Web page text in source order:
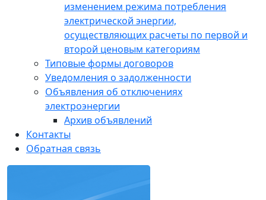
изменением режима потребления
электрической энергии,
осуществляющих расчеты по первой и
второй ценовым категориям
Типовые формы договоров
Уведомления о задолженности
Объявления об отключениях
электроэнергии
Архив объявлений
Контакты
Обратная связь